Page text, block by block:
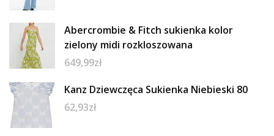
Abercrombie & Fitch sukienka kolor
zielony midi rozkloszowana
649,99zł
Kanz Dziewczęca Sukienka Niebieski 80
62,93zł